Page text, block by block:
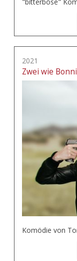
2021
Zwei wie
Komödie von